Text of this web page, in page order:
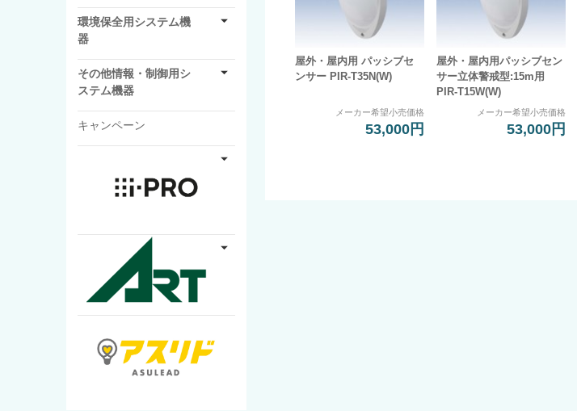
屋外・屋内用 パッシブセ
ンサー PIR-T35N(W)
メーカー希望小売価格
53,000円
屋外・屋内用パッシブセン
サー立体警戒型:15m用
PIR-T15W(W)
メーカー希望小売価格
53,000円
環境保全用システム機
器
その他情報・制御用シ
ステム機器
キャンペーン